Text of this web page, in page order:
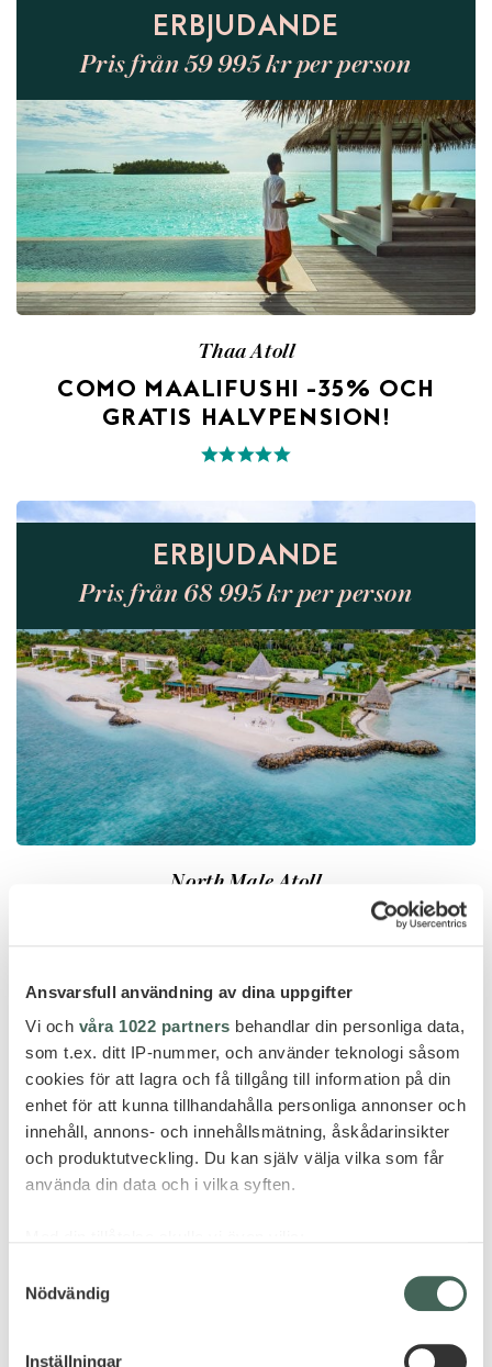
Ansvarsfull användning av dina uppgifter
Vi och våra 1022 partners behandlar din personliga data,
som t.ex. ditt IP-nummer, och använder teknologi såsom
cookies för att lagra och få tillgång till information på din
enhet för att kunna tillhandahålla personliga annonser och
innehåll, annons- och innehållsmätning, åskådarinsikter
och produktutveckling. Du kan själv välja vilka som får
använda din data och i vilka syften.
som kan ha en noggrannhet på upp till flera meter
Nödvändig
Inställningar
ERBJUDANDE
Pris från 59 995 kr per person
Thaa Atoll
COMO MAALIFUSHI -35% OCH
GRATIS HALVPENSION!
ERBJUDANDE
Pris från 68 995 kr per person
North Male Atoll
KUDA VILLINGILI RESORT
MALDIVES -30% OCH FRI
LUXURY ALL-INCLUSIVE PLAN!
FLER HOTELL - MALDIVERNA